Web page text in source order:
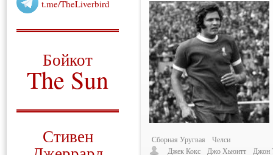
t.me/TheLiverbird
Бойкот
The Sun
Стивен
Сборная Уругвая
Челси
Джек Кокс
Джо Хьюитт Джон